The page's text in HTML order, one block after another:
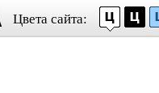
Цвета сайта: